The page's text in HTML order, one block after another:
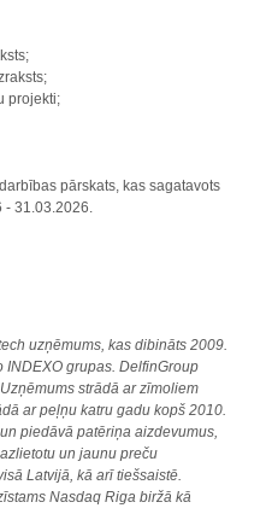
projekti;
pārskats, kas sagatavots
- 31.03.2026.
uzņēmums, kas dibināts 2009.
grupas. DelfinGroup
strādā ar zīmoliem
ar peļņu katru gadu kopš 2010.
piedāvā patēriņa aizdevumus,
un jaunu preču
Latvijā, kā arī tiešsaistē.
Nasdaq Riga biržā kā